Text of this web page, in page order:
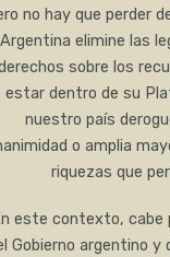
no hay que perder
Argentina elimine las
sobre los
estar dentro de su
nuestro país
o amplia
riquezas que
este contexto, cabe
Gobierno argentino y